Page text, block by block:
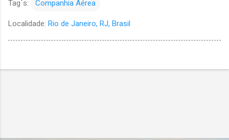
Tag´s: Companhia Aérea
Localidade: Rio de Janeiro, RJ, Brasil